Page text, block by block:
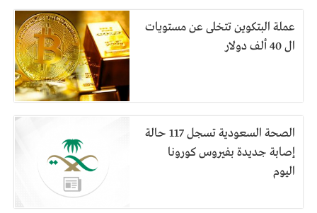
عملة البتكوين تتخلى عن مستويات
ال 40 ألف دولار
الصحة السعودية تسجل 117 حالة
إصابة جديدة بفيروس كورونا
اليوم